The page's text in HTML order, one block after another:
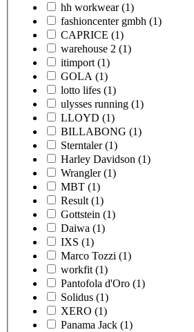
hh workwear (1)
fashioncenter gmbh (1)
CAPRICE (1)
warehouse 2 (1)
itimport (1)
GOLA (1)
lotto lifes (1)
ulysses running (1)
LLOYD (1)
BILLABONG (1)
Sterntaler (1)
Harley Davidson (1)
Wrangler (1)
MBT (1)
Result (1)
Gottstein (1)
Daiwa (1)
IXS (1)
Marco Tozzi (1)
workfit (1)
Pantofola d'Oro (1)
Solidus (1)
XERO (1)
Panama Jack (1)